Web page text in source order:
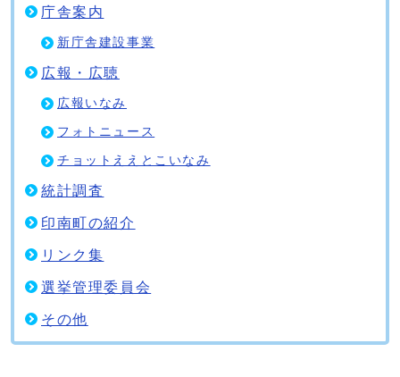
庁舎案内
新庁舎建設事業
広報・広聴
広報いなみ
フォトニュース
チョットええとこいなみ
統計調査
印南町の紹介
リンク集
選挙管理委員会
その他